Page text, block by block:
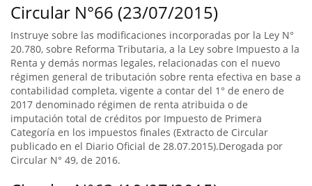
Circular N°66 (23/07/2015)
Instruye sobre las modificaciones incorporadas por la Ley N°
20.780, sobre Reforma Tributaria, a la Ley sobre Impuesto a la
Renta y demás normas legales, relacionadas con el nuevo
régimen general de tributación sobre renta efectiva en base a
contabilidad completa, vigente a contar del 1° de enero de
2017 denominado régimen de renta atribuida o de
imputación total de créditos por Impuesto de Primera
Categoría en los impuestos finales (Extracto de Circular
publicado en el Diario Oficial de 28.07.2015).Derogada por
Circular N° 49, de 2016.